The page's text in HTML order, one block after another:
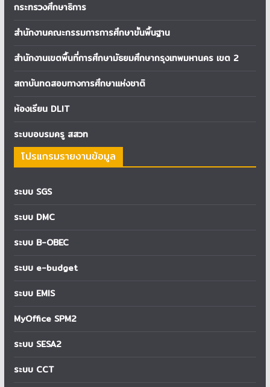
กระทรวงศึกษาธิการ
สำนักงานคณะกรรมการการศึกษาขั้นพื้นฐาน
สำนักงานเขตพื้นที่การศึกษามัธยมศึกษากรุงเทพมหานคร เขต 2
สถาบันทดสอบทางการศึกษาแห่งชาติ
ห้องเรียน DLIT
ระบบอบรมครู สสวท
โปรแกรมรายงานข้อมูล
ระบบ SGS
ระบบ DMC
ระบบ B-OBEC
ระบบ e-budget
ระบบ EMIS
MyOffice SPM2
ระบบ SESA2
ระบบ CCT